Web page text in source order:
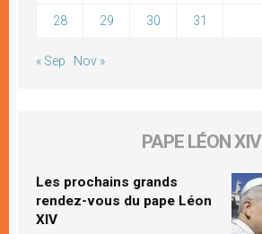
28 29 30 31
« Sep Nov »
PAPE LÉON XIV
Les prochains grands
rendez-vous du pape Léon
XIV